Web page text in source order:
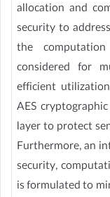
allocation and
security to
the
considered for
efficient
AES
layer to protect
Furthermore, an
security,
is formulated to